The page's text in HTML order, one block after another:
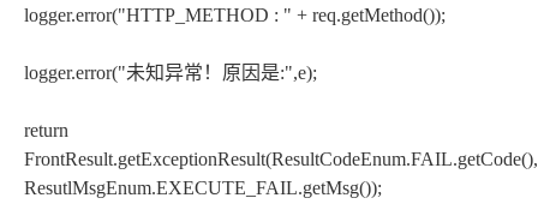
logger.error("HTTP_METHOD : " + req.getMethod());
logger.error("未知异常！原因是:",e);
return
FrontResult.getExceptionResult(ResultCodeEnum.FAIL.getCode(),
ResutlMsgEnum.EXECUTE_FAIL.getMsg());